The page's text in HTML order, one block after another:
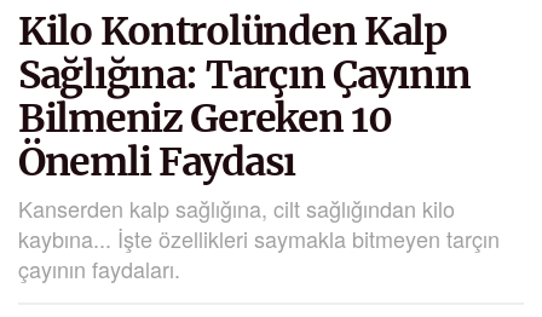
Kilo Kontrolünden Kalp
Sağlığına: Tarçın Çayının
Bilmeniz Gereken 10
Önemli Faydası
Kanserden kalp sağlığına, cilt sağlığından kilo
kaybına... İşte özellikleri saymakla bitmeyen tarçın
çayının faydaları.